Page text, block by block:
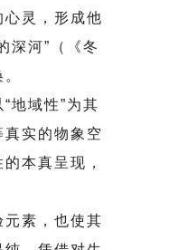
灵，形成他
深河”（《冬
域性”为其
实的物象空
本真呈现，
素，也使其